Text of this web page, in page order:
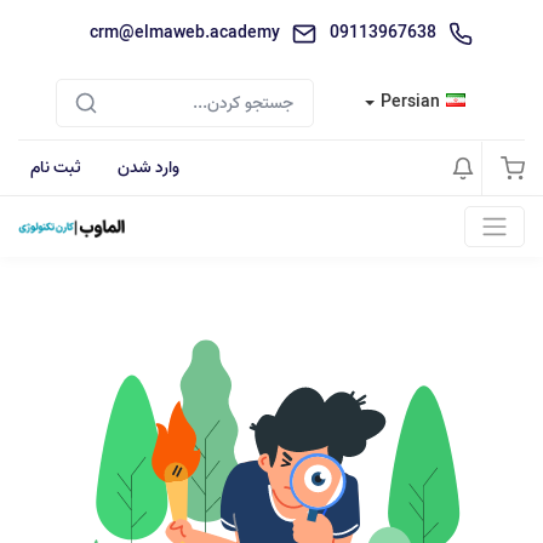
09113967638
crm@elmaweb.academy
Persian
وارد شدن ثبت نام